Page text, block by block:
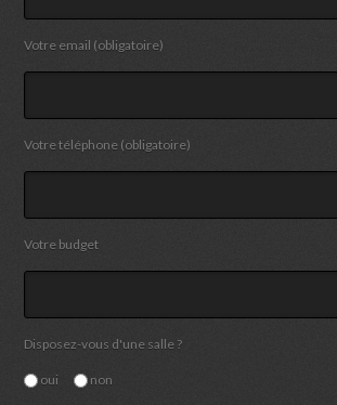
Votre email (obligatoire)
Votre téléphone (obligatoire)
Votre budget
Disposez-vous d'une salle ?
oui non